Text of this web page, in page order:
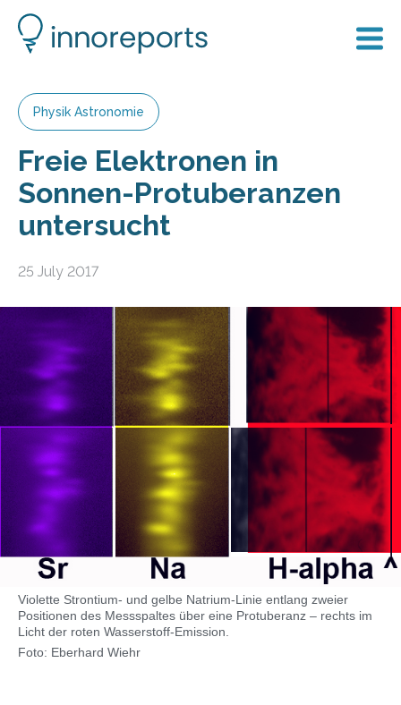
Physik Astronomie
Freie Elektronen in
Sonnen-Protuberanzen
untersucht
25 July 2017
Violette Strontium- und gelbe Natrium-Linie entlang zweier
Positionen des Messspaltes über eine Protuberanz – rechts im
Licht der roten Wasserstoff-Emission.
Foto: Eberhard Wiehr